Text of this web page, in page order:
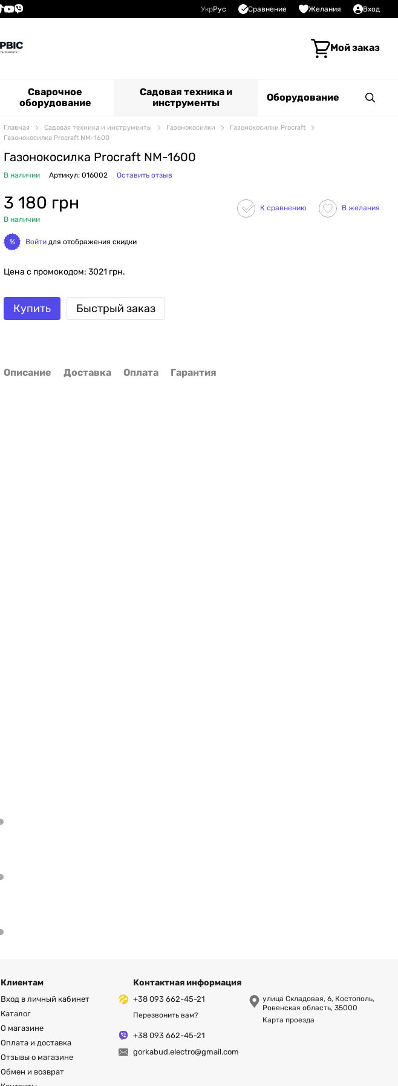
УкрРус Сравнение Желания Вход
Мой заказ
Сварочное
оборудование
Садовая техника и
инструменты
Оборудование
Главная Садовая техника и инструменты Газонокосилки
Газонокосилки Procraft
Газонокосилка Procraft NM-1600
Газонокосилка Procraft NM-1600
В наличии Артикул: 016002 Оставить отзыв
3 180 грн
В наличии
К сравнению В желания
% Войти для отображения скидки
Цена с промокодом: 3021 грн.
Купить Быстрый заказ
Описание Доставка Оплата Гарантия
Клиентам
Вход в личный кабинет
Каталог
О магазине
Оплата и доставка
Отзывы о магазине
Обмен и возврат
Контактная информация
+38 093 662-45-21
Перезвонить вам?
+38 093 662-45-21
gorkabud.electro@gmail.com
улица Складовая, 6, Костополь,
Ровенская область, 35000
Карта проезда